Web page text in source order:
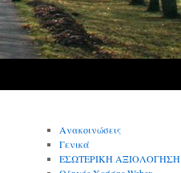
Ανακοινώσεις
Γενικά
ΕΣΩΤΕΡΙΚΗ ΑΞΙΟΛΟΓΗΣΗ